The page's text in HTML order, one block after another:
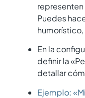
Puedes
En la
definir la
detallar
Ejemplo: